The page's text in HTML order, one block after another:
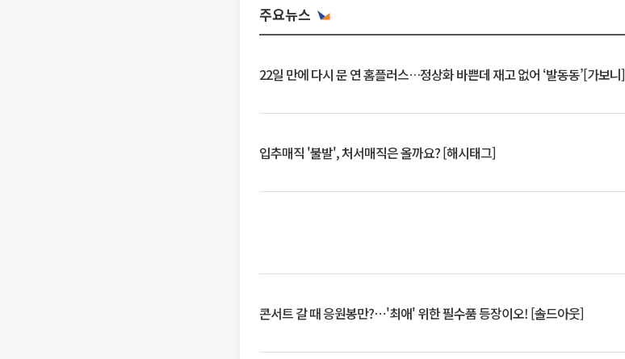
주요뉴스
22일 만에 다시 문 연 홈플러스…정상화 바쁜데 재고 없어 ‘발동동’[가보니]
입추매직 '불발', 처서매직은 올까요? [해시태그]
콘서트 갈 때 응원봉만?⋯'최애' 위한 필수품 등장이오! [솔드아웃]